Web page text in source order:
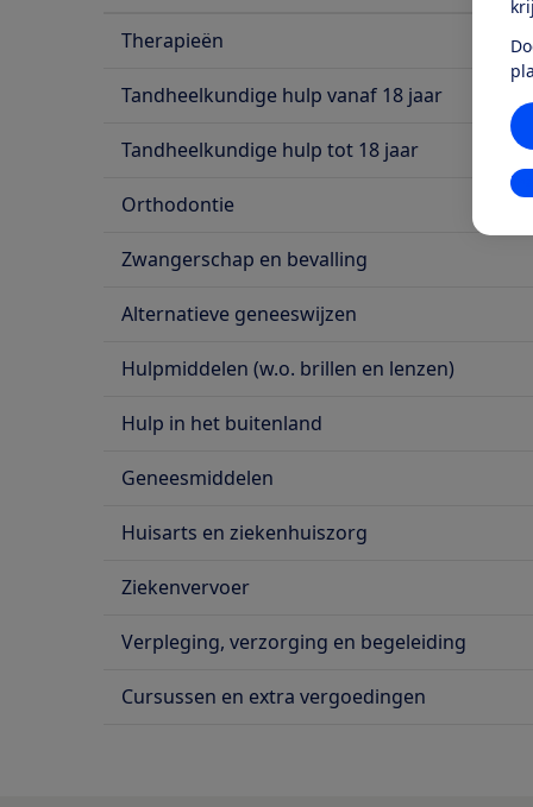
Therapieën
Tandheelkundige hulp vanaf 18 jaar
Tandheelkundige hulp tot 18 jaar
Orthodontie
Zwangerschap en bevalling
Alternatieve geneeswijzen
Hulpmiddelen (w.o. brillen en lenzen)
Hulp in het buitenland
Geneesmiddelen
Huisarts en ziekenhuiszorg
Ziekenvervoer
Verpleging, verzorging en begeleiding
Cursussen en extra vergoedingen